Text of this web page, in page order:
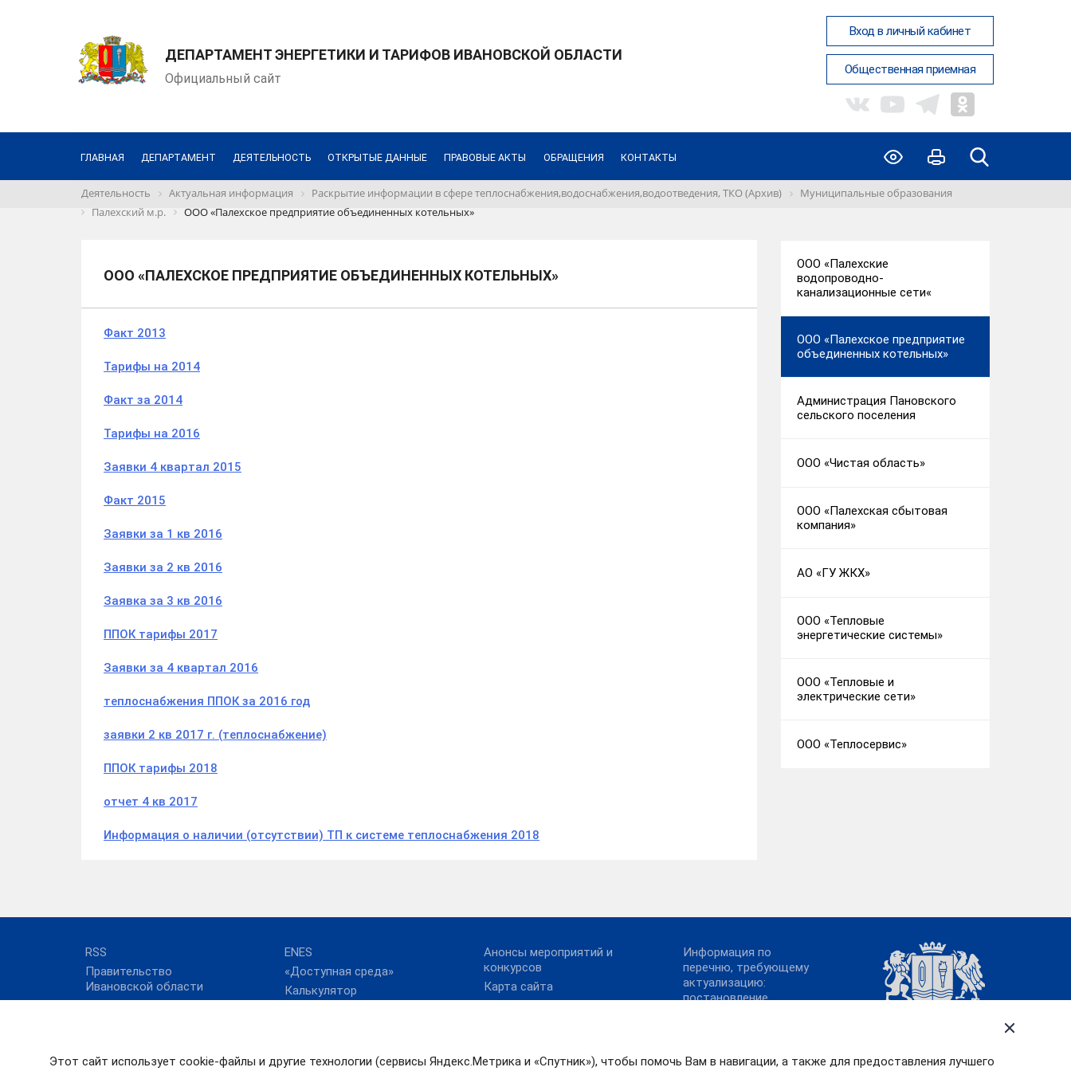
ДЕПАРТАМЕНТ ЭНЕРГЕТИКИ И ТАРИФОВ ИВАНОВСКОЙ ОБЛАСТИ
Официальный сайт
Вход в личный кабинет
Общественная приемная
ГЛАВНАЯ ДЕПАРТАМЕНТ ДЕЯТЕЛЬНОСТЬ ОТКРЫТЫЕ ДАННЫЕ ПРАВОВЫЕ АКТЫ ОБРАЩЕНИЯ КОНТАКТЫ
Этот сайт использует cookie-файлы и другие технологии (сервисы Яндекс.Метрика и «Спутник»), чтобы помочь Вам в навигации, а также для предоставления лучшего
Деятельность Актуальная информация Раскрытие информации в сфере теплоснабжения,водоснабжения,водоотведения, ТКО (Архив)
Муниципальные образования
Палехский м.р.
ООО «Палехское предприятие объединенных котельных»
ООО «ПАЛЕХСКОЕ ПРЕДПРИЯТИЕ ОБЪЕДИНЕННЫХ КОТЕЛЬНЫХ»
Факт 2013
Тарифы на 2014
Факт за 2014
Тарифы на 2016
Заявки 4 квартал 2015
Факт 2015
Заявки за 1 кв 2016
Заявки за 2 кв 2016
Заявка за 3 кв 2016
ППОК тарифы 2017
Заявки за 4 квартал 2016
теплоснабжения ППОК за 2016 год
заявки 2 кв 2017 г. (теплоснабжение)
ППОК тарифы 2018
отчет 4 кв 2017
Информация о наличии (отсутствии) ТП к системе теплоснабжения 2018
ООО «Палехские
водопроводно-
канализационные сети«
ООО «Палехское предприятие
объединенных котельных»
Администрация Пановского
сельского поселения
ООО «Чистая область»
ООО «Палехская сбытовая
компания»
АО «ГУ ЖКХ»
ООО «Тепловые
энергетические системы»
ООО «Тепловые и
электрические сети»
ООО «Теплосервис»
RSS
Правительство
Ивановской области
ENES
«Доступная среда»
Калькулятор
присоединение
Анонсы мероприятий и
конкурсов
Карта сайта
энергоэффективности.
Информация по
перечню, требующему
актуализацию:
постановление
Конкурс «МедиаТЭК»